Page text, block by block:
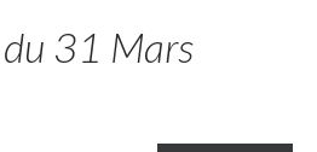
31 Mars